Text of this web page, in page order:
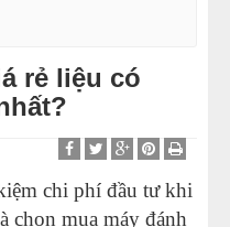
rẻ liệu có
chi phí đầu tư khi
chọn mua máy đánh